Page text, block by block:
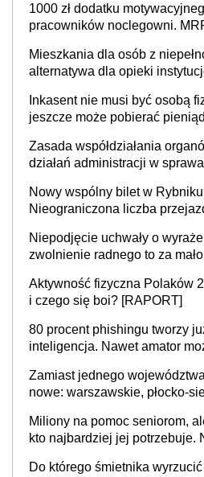
cały kraj
1000 zł dodatku
pracowników noclegowni.
Mieszkania dla osób z
alternatywa dla opieki
Inkasent nie musi być osobą
jeszcze może pobierać
Zasada współdziałania
działań administracji w
Nowy wspólny bilet w
Nieograniczona liczba
Niepodjęcie uchwały o
zwolnienie radnego to za
sprawy
Aktywność fizyczna Polaków
i czego się boi? [RAPORT]
80 procent phishingu tworzy
inteligencja. Nawet amator
Zamiast jednego
nowe: warszawskie, płocko-
stołecznych
Miliony na pomoc seniorom,
kto najbardziej jej potrzebuje.
Do którego śmietnika